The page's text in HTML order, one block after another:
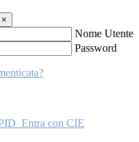
×
Nome Utente
Password
Entra con CIE